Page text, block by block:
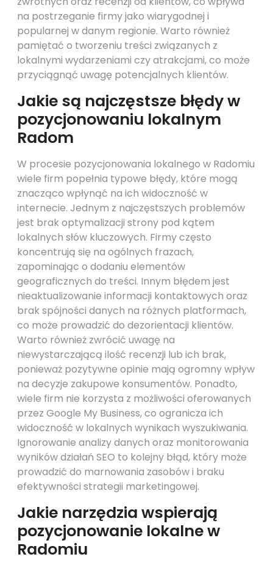
na postrzeganie firmy jako wiarygodnej i
popularnej w danym regionie. Warto również
pamiętać o tworzeniu treści związanych z
lokalnymi wydarzeniami czy atrakcjami, co może
przyciągnąć uwagę potencjalnych klientów.
Jakie są najczęstsze błędy w
pozycjonowaniu lokalnym
Radom
W procesie pozycjonowania lokalnego w Radomiu
wiele firm popełnia typowe błędy, które mogą
znacząco wpłynąć na ich widoczność w
internecie. Jednym z najczęstszych problemów
jest brak optymalizacji strony pod kątem
lokalnych słów kluczowych. Firmy często
koncentrują się na ogólnych frazach,
zapominając o dodaniu elementów
geograficznych do treści. Innym błędem jest
nieaktualizowanie informacji kontaktowych oraz
brak spójności danych na różnych platformach,
co może prowadzić do dezorientacji klientów.
Warto również zwrócić uwagę na
niewystarczającą ilość recenzji lub ich brak,
ponieważ pozytywne opinie mają ogromny wpływ
na decyzje zakupowe konsumentów. Ponadto,
wiele firm nie korzysta z możliwości oferowanych
przez Google My Business, co ogranicza ich
widoczność w lokalnych wynikach wyszukiwania.
Ignorowanie analizy danych oraz monitorowania
wyników działań SEO to kolejny błąd, który może
prowadzić do marnowania zasobów i braku
efektywności strategii marketingowej.
Jakie narzędzia wspierają
pozycjonowanie lokalne w
Radomiu